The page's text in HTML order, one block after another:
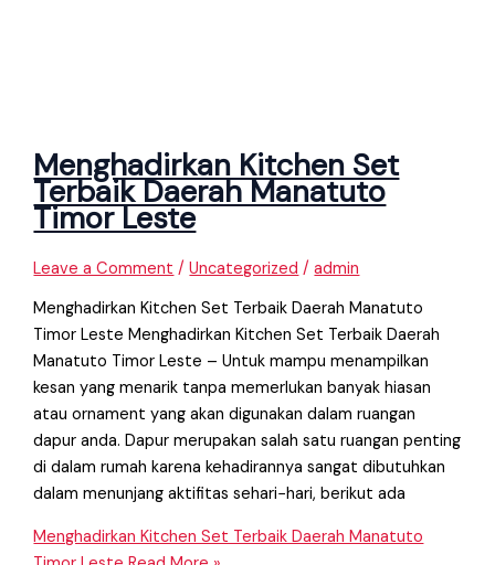
Menghadirkan Kitchen Set
Terbaik Daerah Manatuto
Timor Leste
Leave a Comment /Uncategorized /admin
Menghadirkan Kitchen Set Terbaik Daerah Manatuto
Timor Leste Menghadirkan Kitchen Set Terbaik Daerah
Manatuto Timor Leste – Untuk mampu menampilkan
kesan yang menarik tanpa memerlukan banyak hiasan
atau ornament yang akan digunakan dalam ruangan
dapur anda. Dapur merupakan salah satu ruangan penting
di dalam rumah karena kehadirannya sangat dibutuhkan
dalam menunjang aktifitas sehari−hari, berikut ada
Menghadirkan Kitchen Set Terbaik Daerah Manatuto